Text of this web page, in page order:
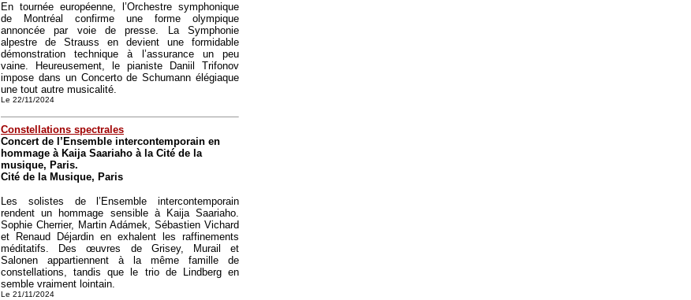
En tournée européenne, l’Orchestre symphonique
de Montréal confirme une forme olympique
annoncée par voie de presse. La Symphonie
alpestre de Strauss en devient une formidable
démonstration technique à l’assurance un peu
vaine. Heureusement, le pianiste Daniil Trifonov
impose dans un Concerto de Schumann élégiaque
une tout autre musicalité.
Le 22/11/2024
Constellations spectrales
Concert de l’Ensemble intercontemporain en
hommage à Kaija Saariaho à la Cité de la
musique, Paris.
Cité de la Musique, Paris
Les solistes de l’Ensemble intercontemporain
rendent un hommage sensible à Kaija Saariaho.
Sophie Cherrier, Martin Adámek, Sébastien Vichard
et Renaud Déjardin en exhalent les raffinements
méditatifs. Des œuvres de Grisey, Murail et
Salonen appartiennent à la même famille de
constellations, tandis que le trio de Lindberg en
semble vraiment lointain.
Le 21/11/2024